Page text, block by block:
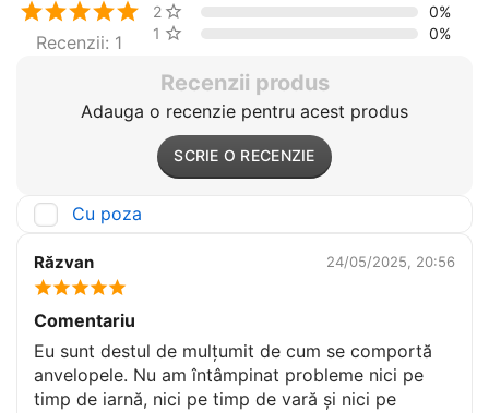
Recenzii produs
Adauga o recenzie pentru acest produs
SCRIE O RECENZIE
Recenzii: 1
2 stele
0%
1 stea
0%
Cu poza
Răzvan 24/05/2025, 20:56
Comentariu
Eu sunt destul de mulțumit de cum se comportă
anvelopele. Nu am întâmpinat probleme nici pe
timp de iarnă, nici pe timp de vară și nici pe